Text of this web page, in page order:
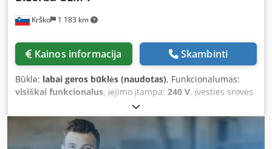
Krško 1 183 km
Kainos informacija Skambinti
Būklė: labai geros būklės (naudotas), Funkcionalumas:
visiškai funkcionalus, įėjimo įtampa: 240 V, įvesties srovės
, įėjimo srovė:
linijos (2x). Etiketavimas. Gaminio svoris 150 g, darbinis
slėgis 6 barai. Nuosava svarstyklė – gaminio svėrimas.
Kalbame angliškai, vokiškai ir buvusios Jugoslavijos